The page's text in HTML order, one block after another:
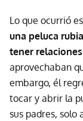
Lo que ocurrió
una peluca
tener
aprovechaban
embargo, él
tocar y abrir la
sus padres, solo